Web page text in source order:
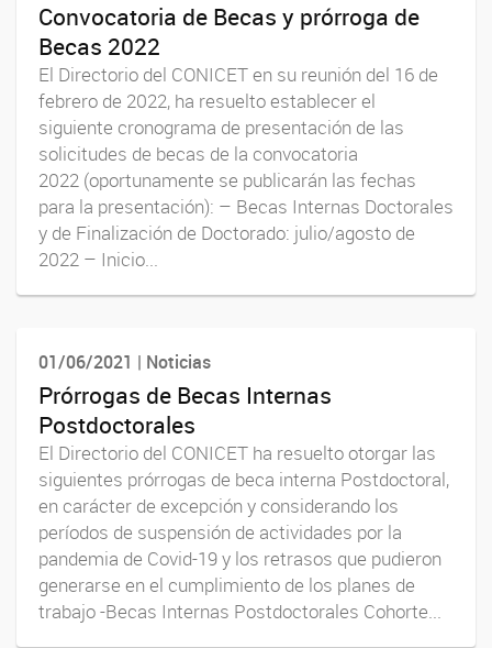
Convocatoria de Becas y prórroga de
Becas 2022
El Directorio del CONICET en su reunión del 16 de
febrero de 2022, ha resuelto establecer el
siguiente cronograma de presentación de las
solicitudes de becas de la convocatoria
2022 (oportunamente se publicarán las fechas
para la presentación): – Becas Internas Doctorales
y de Finalización de Doctorado: julio/agosto de
2022 – Inicio...
01/06/2021 | Noticias
Prórrogas de Becas Internas
Postdoctorales
El Directorio del CONICET ha resuelto otorgar las
siguientes prórrogas de beca interna Postdoctoral,
en carácter de excepción y considerando los
períodos de suspensión de actividades por la
pandemia de Covid-19 y los retrasos que pudieron
generarse en el cumplimiento de los planes de
trabajo -Becas Internas Postdoctorales Cohorte...